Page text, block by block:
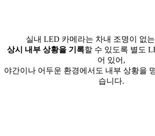
실내 LED 카메라는 차내 조명이 없
상시 내부 상황을 기록할 수 있도록 별도
어 있어,
야간이나 어두운 환경에서도 내부 상황을
습니다.